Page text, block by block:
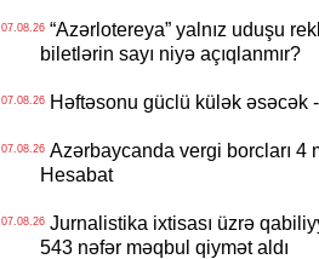
07.08.26“Azərlotereya” yalnız uduşu
biletlərin sayı niyə açıqlanmır?
07.08.26Həftəsonu güclü külək əsəcək
07.08.26Azərbaycanda vergi borcları 4
Hesabat
07.08.26Jurnalistika ixtisası üzrə
543 nəfər məqbul qiymət aldı